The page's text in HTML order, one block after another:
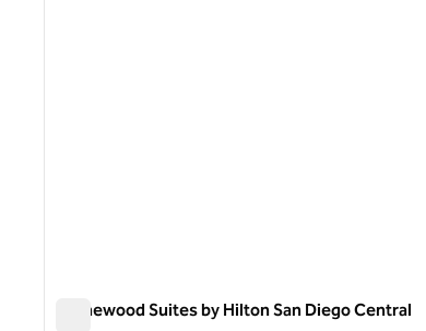
Homewood Suites by Hilton San Diego Central